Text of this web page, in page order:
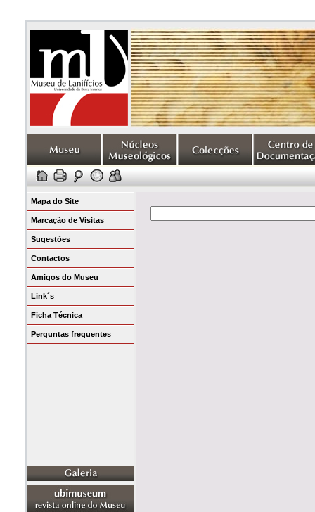
Mapa do Site
Marcação de Visitas
Sugestões
Contactos
Amigos do Museu
Link´s
Ficha Técnica
Perguntas frequentes